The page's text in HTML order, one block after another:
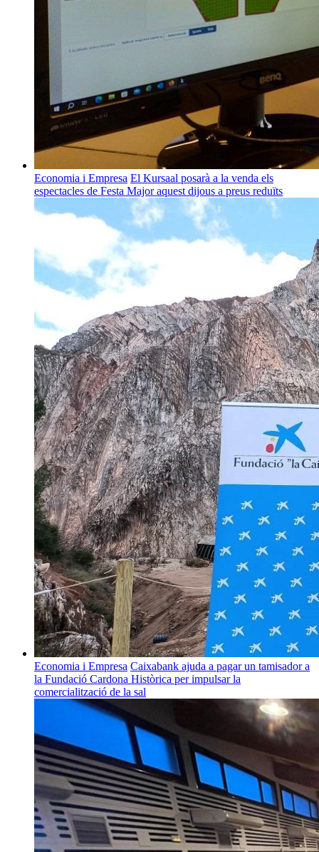
Economia i Empresa El Kursaal posarà a la venda els
espectacles de Festa Major aquest dijous a preus reduïts
Economia i Empresa Caixabank ajuda a pagar un tamisador a
la Fundació Cardona Històrica per impulsar la
comercialització de la sal